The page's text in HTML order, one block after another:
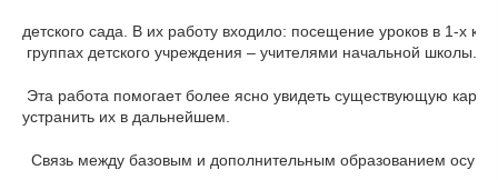
детского сада. В их работу входило: посещение уроков в 1-х
группах детского учреждения – учителями начальной школы.
Эта работа помогает более ясно увидеть существующую
устранить их в дальнейшем.
Связь между базовым и дополнительным образованием